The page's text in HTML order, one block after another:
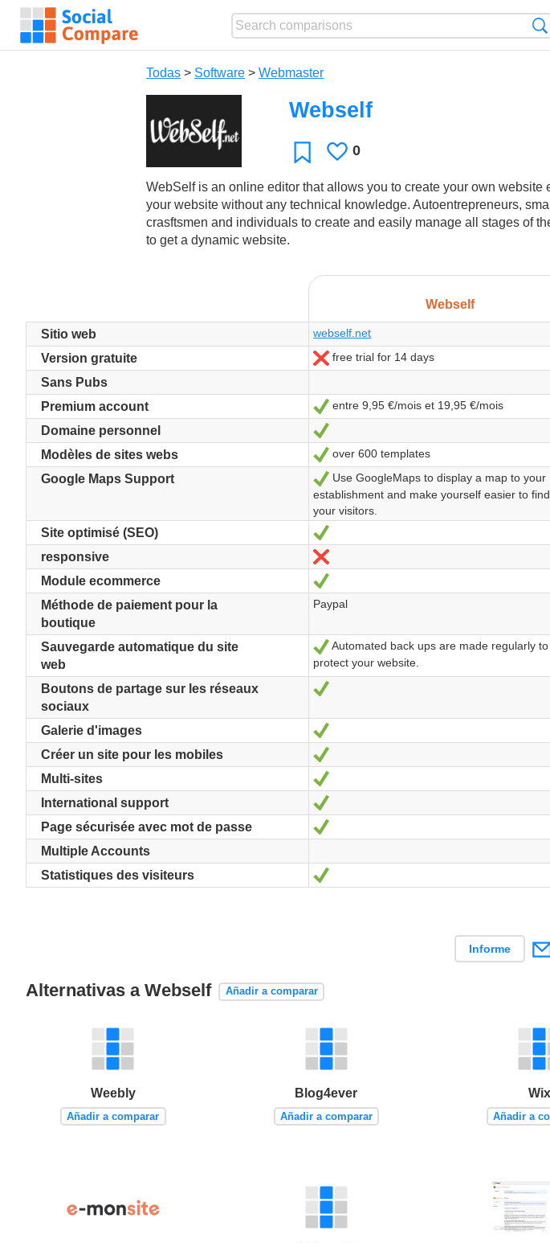
Todas > Software > Webmaster
Webself
Favoritos
Le
0
WebSelf is an online editor that allows you to create your own website
your website without any technical knowledge. Autoentrepreneurs,
crasftsmen and individuals to create and easily manage all stages of
to get a dynamic website.
Webself
Sitio web webself.net
Version gratuite No
free trial for 14 days
Sans Pubs
Premium account
Sí
entre 9,95 €/mois et 19,95 €/mois
Domaine personnel
Modèles de sites webs Sí
over 600 templates
Google Maps Support Sí
Use GoogleMaps to display a map to your
establishment and make yourself easier to
your visitors.
Site optimisé (SEO) Sí
responsive No
Module ecommerce Sí
Méthode de paiement pour la
boutique
Paypal
Sauvegarde automatique du site
web
Sí
Automated back ups are made regularly to
protect your website.
Boutons de partage sur les réseaux
sociaux
Galerie d'images Sí
Créer un site pour les mobiles
Multi-sites Sí
International support
Page sécurisée avec mot de passe Sí
Multiple Accounts
Statistiques des visiteurs
Sí
Informe
Alternativas a Webself Añadir a comparar
Weebly
Añadir a comparar
Blog4ever
Añadir a comparar
Wix
Añadir a